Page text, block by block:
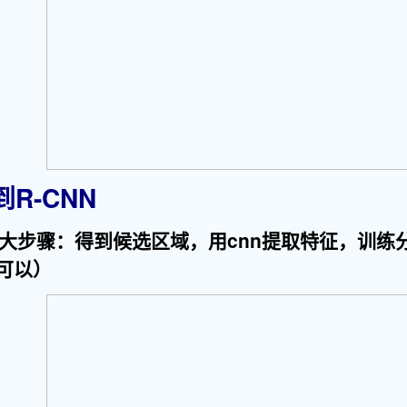
R-CNN
步骤：得到候选区域，用cnn提取特征，训
）